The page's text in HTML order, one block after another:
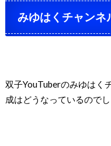
みゆはくチャンネ
双子YouTuberのみゆはく
成はどうなっているのでし